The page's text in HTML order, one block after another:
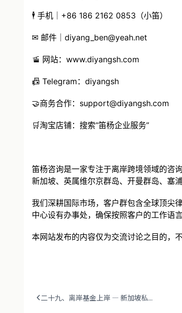
🕴 手机｜+86 186 2162 0853（小笛）
✉ 邮件｜ diyang_ben@yeah.net
🚡 网站： www.diyangsh.com
📠 Telegram：diyangsh
🤝商务合作： support@diyangsh.com
🛒淘宝店铺：搜索“笛杨企业服务”
笛杨咨询是一家专注于离岸跨境领域的咨
新加坡、英属维尔京群岛、开曼群岛、塞
我们深耕国际市场，客户群包含全球顶尖
中心设有办事处，确保按照客户的工作语
本网站发布的内容仅为交流讨论之目的，
二十九、离岸基金上岸 — 新加坡私...